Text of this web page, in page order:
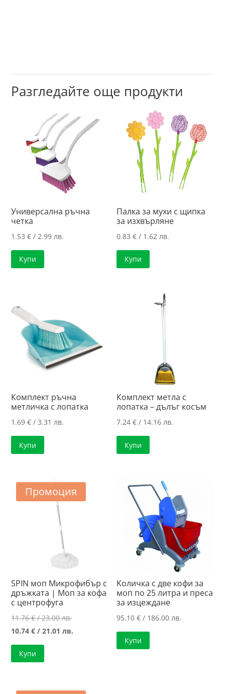
Разгледайте още продукти
Универсална ръчна
четка
1.53€ / 2.99 лв.
Купи
Палка за мухи с щипка
за изхвърляне
0.83€ / 1.62 лв.
Купи
Комплект ръчна
метличка с лопатка
1.69€ / 3.31 лв.
Купи
Комплект метла с
лопатка – дълъг косъм
7.24€ / 14.16 лв.
Купи
Промоция
SPIN моп Микрофибър с
дръжката | Моп за кофа
с центрофуга
11.76€/ 23.00 лв.Original
price
10.74€ / 21.01 лв.
Купи
Kоличка с две кофи за
моп по 25 литра и преса
за изцеждане
95.10€ / 186.00 лв.
Купи